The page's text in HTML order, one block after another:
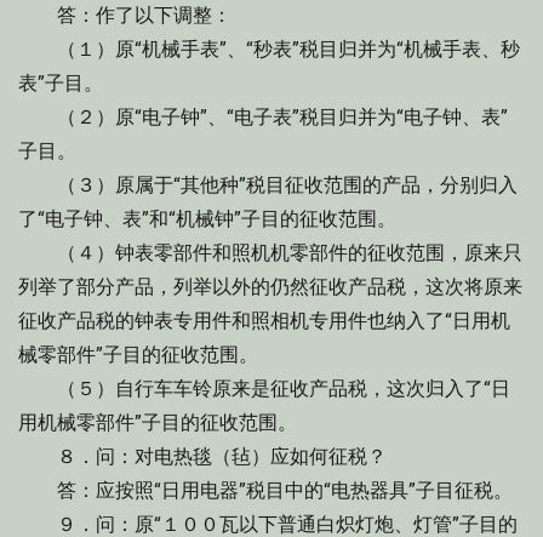
答：作了以下调整：
（１）原“机械手表”、“秒表”税目归并为“机械手表、秒
表”子目。
（２）原“电子钟”、“电子表”税目归并为“电子钟、表”
子目。
（３）原属于“其他种”税目征收范围的产品，分别归入
了“电子钟、表”和“机械钟”子目的征收范围。
（４）钟表零部件和照机机零部件的征收范围，原来只
列举了部分产品，列举以外的仍然征收产品税，这次将原来
征收产品税的钟表专用件和照相机专用件也纳入了“日用机
械零部件”子目的征收范围。
（５）自行车车铃原来是征收产品税，这次归入了“日
用机械零部件”子目的征收范围。
８．问：对电热毯（毡）应如何征税？
答：应按照“日用电器”税目中的“电热器具”子目征税。
９．问：原“１００瓦以下普通白炽灯炮、灯管”子目的